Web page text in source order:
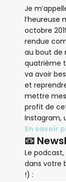
Je
l’heureuse
octobre
rendue
au bout de
quatrième
va avoir
et
mettre
profit de
Instagram,
En savoir
📧
Le
dans votre
!) :